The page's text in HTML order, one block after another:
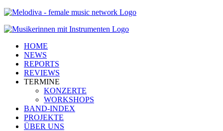
HOME
NEWS
REPORTS
REVIEWS
TERMINE
KONZERTE
WORKSHOPS
BAND-INDEX
PROJEKTE
ÜBER UNS